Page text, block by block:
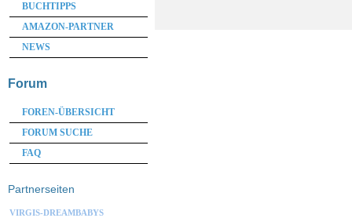
BUCHTIPPS
AMAZON-PARTNER
NEWS
Forum
FOREN-ÜBERSICHT
FORUM SUCHE
FAQ
Partnerseiten
VIRGIS-DREAMBABYS